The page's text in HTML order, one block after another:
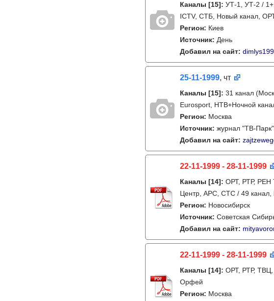
Каналы [15]: УТ-1, УТ-2 /
ICTV, СТБ, Новый канал,
Регион: Киев
Источник: День
Добавил на сайт:
25-11-1999, чт
Каналы [15]: 31 канал
Eurosport, НТВ+Ночной
Регион: Москва
Источник: журнал "ТВ-Парк"
Добавил на сайт:
22-11-1999 - 28-11-1999
Каналы [14]: ОРТ, РТР, РЕН
Центр, АРС, СТС / 49 канал,
Регион: Новосибирск
Источник: Советская
Добавил на сайт:
22-11-1999 - 28-11-1999
Каналы [14]: ОРТ, РТР, ТВЦ,
Орфей
Регион: Москва